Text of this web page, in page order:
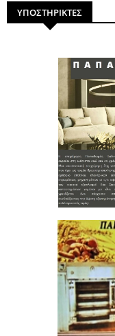
ΥΠΟΣΤΗΡΙΚΤΕΣ